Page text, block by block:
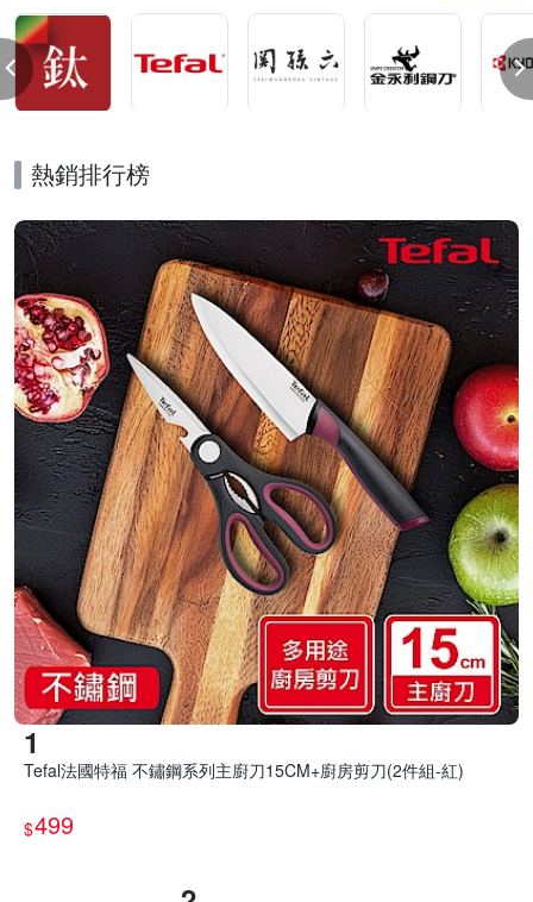
熱銷排行榜
Tefal法國特福 不鏽鋼系列主廚刀15CM+廚房剪刀(2件組-紅)
$499